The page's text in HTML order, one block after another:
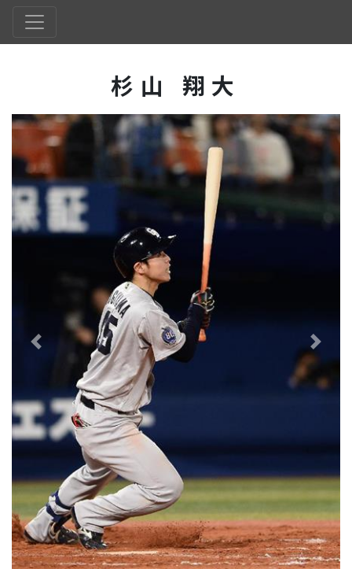
杉山 翔大
Previous Next